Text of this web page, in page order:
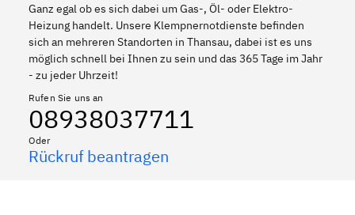
Ganz egal ob es sich dabei um Gas-, Öl- oder Elektro-
Heizung handelt. Unsere Klempnernotdienste befinden
sich an mehreren Standorten in Thansau, dabei ist es uns
möglich schnell bei Ihnen zu sein und das 365 Tage im Jahr
- zu jeder Uhrzeit!
Rufen Sie uns an
08938037711
Oder
Rückruf beantragen